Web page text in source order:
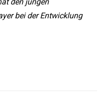
bei der Entwicklung